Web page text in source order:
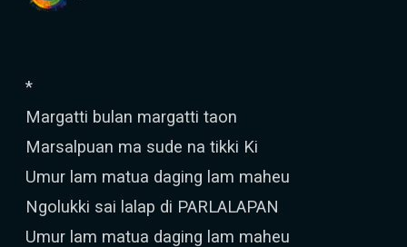
*
Margatti bulan margatti taon
Marsalpuan ma sude na tikki Ki
Umur lam matua daging lam maheu
Ngolukki sai lalap di PARLALAPAN
Umur lam matua daging lam maheu